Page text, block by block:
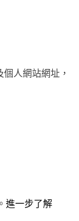
人網站網址，
進一步了解